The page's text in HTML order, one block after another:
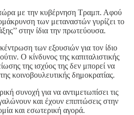
τώρα με την κυβέρνηση Τραμπ. Αφού
των μεταναστών γυρίζει το
στην ίδια την πρωτεύουσα.
των εξουσιών για τον ίδιο
Ο κίνδυνος της καπιταλιστικής
της ισχύος της δεν μπορεί να
κοινοβουλευτικής δημοκρατίας.
συνοχή για να αντιμετωπίσει τις
και έχουν επιπτώσεις στην
και εσωτερική αγορά.